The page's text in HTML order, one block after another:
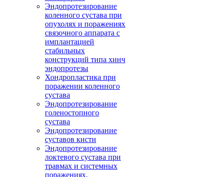
Эндопротезирование
коленного сустава при
опухолях и поражениях
связочного аппарата с
имплантацией
стабильных
конструкций типа хинч
эндопротезы
Хондропластика при
поражении коленного
сустава
Эндопротезирование
голеностопного
сустава
Эндопротезирование
суставов кисти
Эндопротезирование
локтевого сустава при
травмах и системных
поражениях,